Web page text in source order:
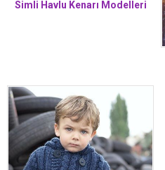
Simli Havlu Kenarı Modelleri